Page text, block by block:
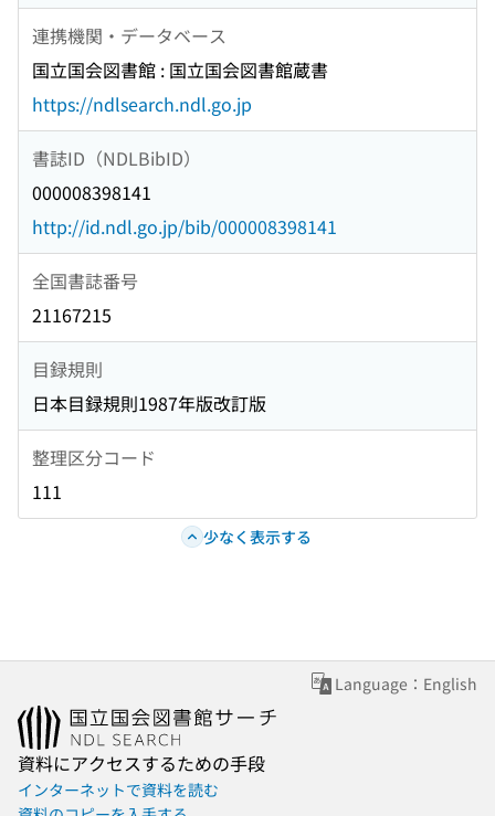
連携機関・データベース
国立国会図書館 : 国立国会図書館蔵書
https://ndlsearch.ndl.go.jp
書誌ID（NDLBibID）
000008398141
http://id.ndl.go.jp/bib/000008398141
全国書誌番号
21167215
目録規則
日本目録規則1987年版改訂版
整理区分コード
111
少なく表示する
Language：English
資料にアクセスするための手段
インターネットで資料を読む